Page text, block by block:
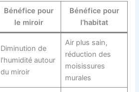
Bénéfice pour
le miroir
Bénéfice pour
l’habitat
Diminution de
l’humidité autour
du miroir
Air plus sain,
réduction des
moisissures
murales